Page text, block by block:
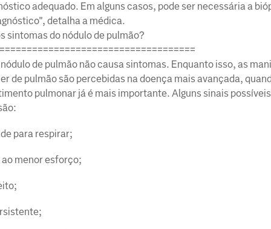
adequado. Em alguns casos, pode ser necessária a
detalha a médica.
sintomas do nódulo de pulmão?
de pulmão não causa sintomas. Enquanto isso, as
de pulmão são percebidas na doença mais avançada,
pulmonar já é mais importante. Alguns sinais
para respirar;
menor esforço;